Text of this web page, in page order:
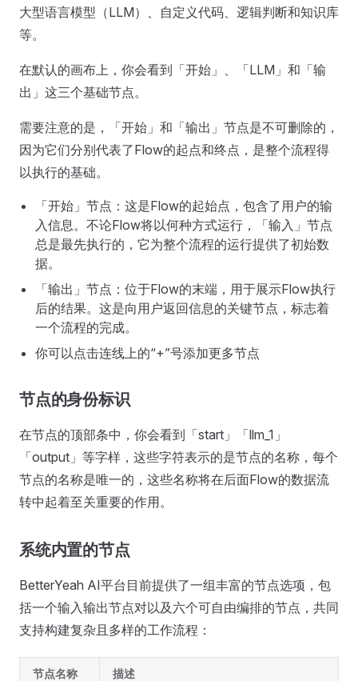
大型语言模型（LLM）、自定义代码、逻辑判断和知识库
等。
在默认的画布上，你会看到「开始」、「LLM」和「输
出」这三个基础节点。
需要注意的是，「开始」和「输出」节点是不可删除的，
因为它们分别代表了Flow的起点和终点，是整个流程得
以执行的基础。
「开始」节点：这是Flow的起始点，包含了用户的输
入信息。不论Flow将以何种方式运行，「输入」节点
总是最先执行的，它为整个流程的运行提供了初始数
据。
「输出」节点：位于Flow的末端，用于展示Flow执行
后的结果。这是向用户返回信息的关键节点，标志着
一个流程的完成。
你可以点击连线上的“+”号添加更多节点
节点的身份标识
在节点的顶部条中，你会看到「start」「llm_1」
「output」等字样，这些字符表示的是节点的名称，每个
节点的名称是唯一的，这些名称将在后面Flow的数据流
转中起着至关重要的作用。
系统内置的节点
BetterYeah AI平台目前提供了一组丰富的节点选项，包
括一个输入输出节点对以及六个可自由编排的节点，共同
支持构建复杂且多样的工作流程：
节点名称 描述